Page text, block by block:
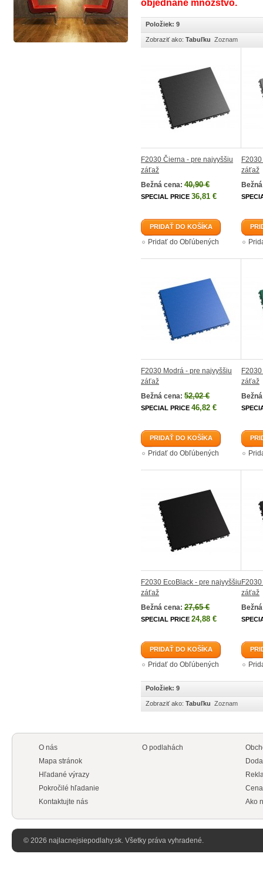
objednané množstvo.
Položiek: 9
Zobraziť ako: Tabuľku Zoznam
F2030 Čierna - pre najvyššiu
záťaž
Bežná cena: 40,90 €
SPECIAL PRICE 36,81 €
PRIDAŤ DO KOŠÍKA
Pridať do Obľúbených
záťaž
F2030 Modrá - pre najvyššiu
záťaž
Bežná cena: 52,02 €
SPECIAL PRICE 46,82 €
PRIDAŤ DO KOŠÍKA
Pridať do Obľúbených
záťaž
F2030 EcoBlack - pre najvyššiu
záťaž
Bežná cena: 27,65 €
SPECIAL PRICE 24,88 €
PRIDAŤ DO KOŠÍKA
Pridať do Obľúbených
záťaž
Položiek: 9
Zobraziť ako: Tabuľku Zoznam
O nás
Mapa stránok
Hľadané výrazy
Pokročilé hľadanie
Kontaktujte nás
O podlahách
Ako
© 2026 najlacnejsiepodlahy.sk. Všetky práva vyhradené.